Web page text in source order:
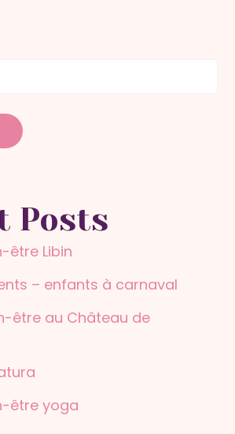
Posts
être Libin
– enfants à carnaval
être au Château de
être yoga